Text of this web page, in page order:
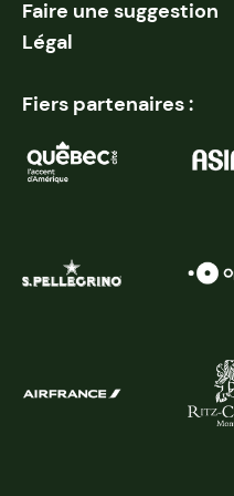
Faire une suggestion
Légal
Fiers partenaires :